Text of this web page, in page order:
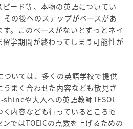
ピード等、本物の英語についてい
の後へのステップがベースがあ
。このベースがないとずっとネイ
学期間が終わってしまう可能性が
ついては、多くの英語学校で提供
うまく合わせた内容なども散見さ
shineや大人への英語教師TESOL
内容なども行っているところも
ではTOEICの点数を上げるための